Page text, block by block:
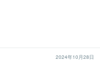
2024年10月28日